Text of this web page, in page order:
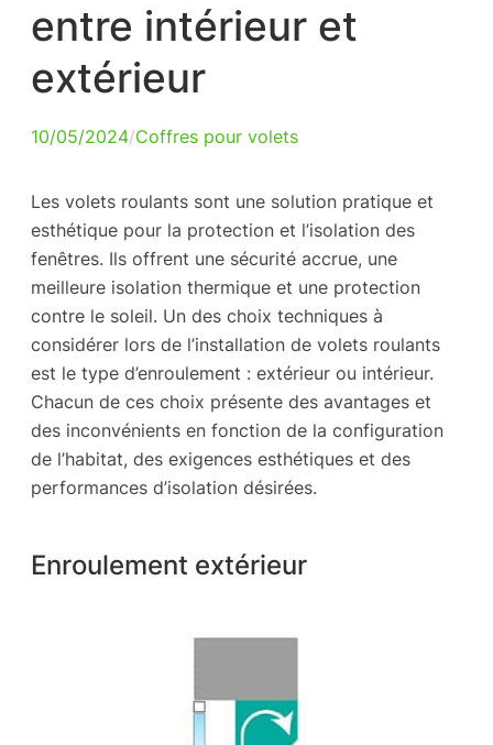
entre intérieur et
extérieur
10/05/2024/Coffres pour volets
Les volets roulants sont une solution pratique et
esthétique pour la protection et l’isolation des
fenêtres. Ils offrent une sécurité accrue, une
meilleure isolation thermique et une protection
contre le soleil. Un des choix techniques à
considérer lors de l’installation de volets roulants
est le type d’enroulement : extérieur ou intérieur.
Chacun de ces choix présente des avantages et
des inconvénients en fonction de la configuration
de l’habitat, des exigences esthétiques et des
performances d’isolation désirées.
Enroulement extérieur